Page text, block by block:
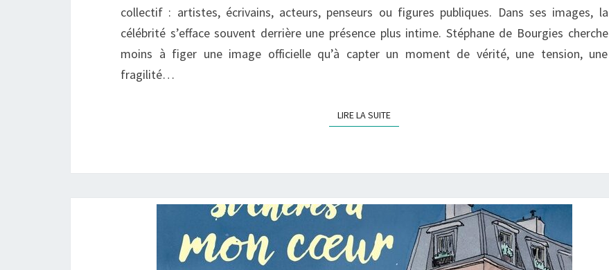
collectif : artistes, écrivains, acteurs, penseurs ou figures publiques. Dans ses images, la
célébrité s’efface souvent derrière une présence plus intime. Stéphane de Bourgies cherche
moins à figer une image officielle qu’à capter un moment de vérité, une tension, une
fragilité…
LIRE LA SUITELIRE LA SUITE